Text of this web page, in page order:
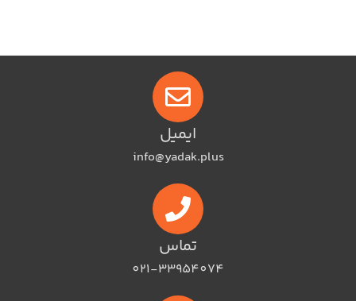
ایمیل
info@yadak.plus
تماس
021-33954074